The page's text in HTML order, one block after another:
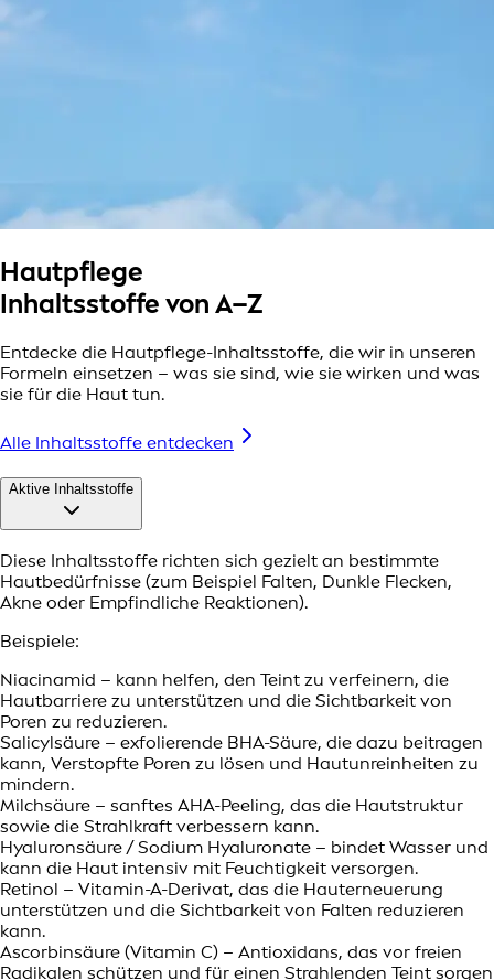
Hautpflege
Inhaltsstoffe von A–Z
Entdecke die Hautpflege-Inhaltsstoffe, die wir in unseren
Formeln einsetzen – was sie sind, wie sie wirken und was
sie für die Haut tun.
Alle Inhaltsstoffe entdecken
Aktive Inhaltsstoffe
Diese Inhaltsstoffe richten sich gezielt an bestimmte
Hautbedürfnisse (zum Beispiel Falten, Dunkle Flecken,
Akne oder Empfindliche Reaktionen).
Beispiele:
Niacinamid – kann helfen, den Teint zu verfeinern, die
Hautbarriere zu unterstützen und die Sichtbarkeit von
Poren zu reduzieren.
Salicylsäure – exfolierende BHA-Säure, die dazu beitragen
kann, Verstopfte Poren zu lösen und Hautunreinheiten zu
mindern.
Milchsäure – sanftes AHA-Peeling, das die Hautstruktur
sowie die Strahlkraft verbessern kann.
Hyaluronsäure / Sodium Hyaluronate – bindet Wasser und
kann die Haut intensiv mit Feuchtigkeit versorgen.
Retinol – Vitamin-A-Derivat, das die Hauterneuerung
unterstützen und die Sichtbarkeit von Falten reduzieren
kann.
Ascorbinsäure (Vitamin C) – Antioxidans, das vor freien
Radikalen schützen und für einen Strahlenden Teint sorgen